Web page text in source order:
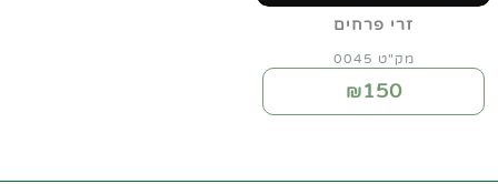
זרי פרחים
מק"ט 0045
₪150